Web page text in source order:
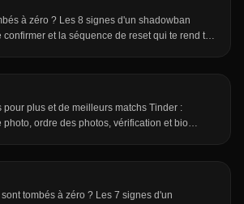
à zéro ? Les 8 signes d'un shadowban
confirmer et la séquence de reset qui te rend ta
pour plus et de meilleurs matchs Tinder :
ordre des photos, vérification et bio
tombés à zéro ? Les 7 signes d'un